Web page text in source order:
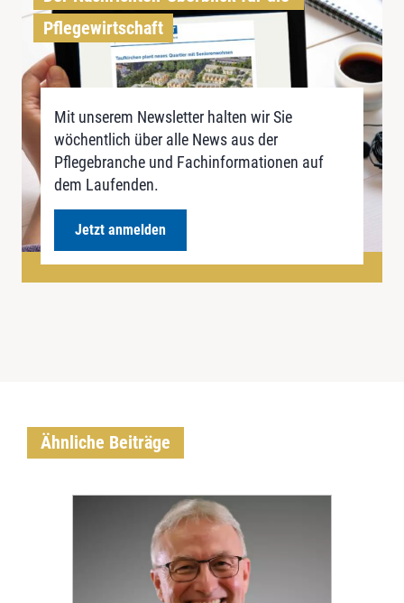
Pflegewirtschaft
Mit unserem Newsletter halten wir Sie
wöchentlich über alle News aus der
Pflegebranche und Fachinformationen auf
dem Laufenden.
Jetzt anmelden
Ähnliche Beiträge